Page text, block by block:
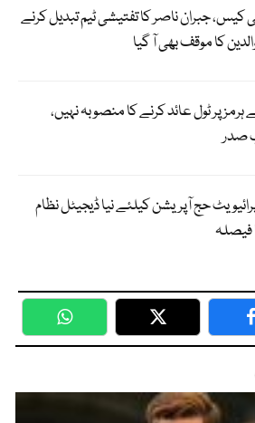
کیس، جبران ناصر کا تفتیشی ٹیم تبدیل کرنے
کا موقف بھی آ گیا
ہرمز پر ٹول عائد کرنے کا منصوبہ نہیں،
صدر
2027: پرائیویٹ حج آپریشن کیلئے نیا ڈیجیٹل نظام
فیصلہ
WhatsApp Twitter